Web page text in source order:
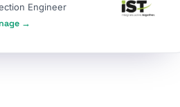
Engineer
→